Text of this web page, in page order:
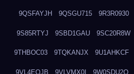
9QSFAYJH 9QSGU715 9R3R0930
9S85RTYJ 9SBD1GAU 9SC20R8W
9THBOC03 9TQKANJX 9U1AHKCF
9VL4EOJB 9VLVMX0I 9W0SDU2O